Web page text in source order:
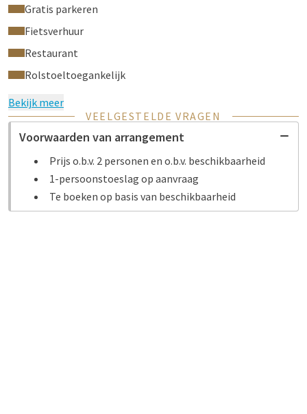
Gratis parkeren
Fietsverhuur
Restaurant
Rolstoeltoegankelijk
Bekijk meer
VEELGESTELDE VRAGEN
Voorwaarden van arrangement
Prijs o.b.v. 2 personen en o.b.v. beschikbaarheid
1-persoonstoeslag op aanvraag
Te boeken op basis van beschikbaarheid